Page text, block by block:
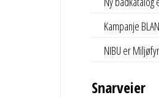
Kampanje
NIBU er
Snarveier